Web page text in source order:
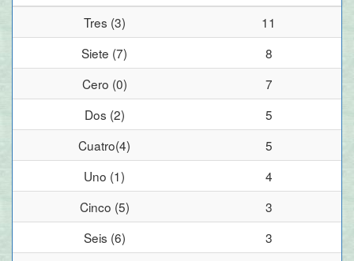
Tres (3)
11
Siete (7)
8
Cero (0)
7
Dos (2)
5
Cuatro(4)
5
Uno (1)
4
Cinco (5)
3
Seis (6)
3